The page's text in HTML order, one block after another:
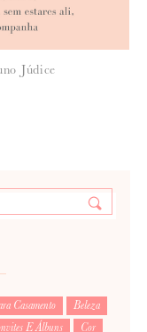
Júdice
Casamento
Beleza
E Álbuns Cor